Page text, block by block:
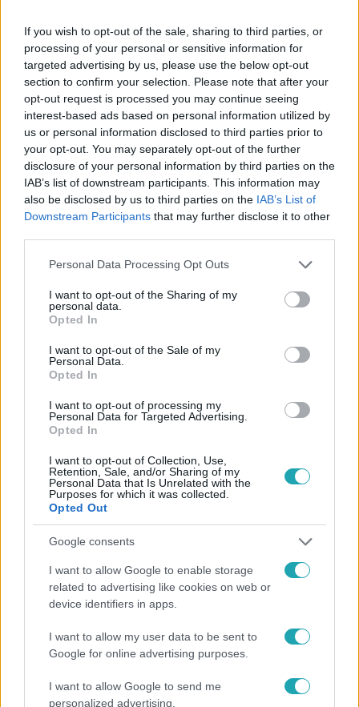
If you wish to opt-out of the sale, sharing to third parties, or
processing of your personal or sensitive information for
targeted advertising by us, please use the below opt-out
section to confirm your selection. Please note that after your
opt-out request is processed you may continue seeing
interest-based ads based on personal information utilized by
us or personal information disclosed to third parties prior to
your opt-out. You may separately opt-out of the further
disclosure of your personal information by third parties on the
IAB’s list of downstream participants. This information may
also be disclosed by us to third parties on the IAB’s List of
Downstream Participants that may further disclose it to other
Please note that this website/app uses one or more Google
not limited to your visit or usage behaviour. You may click to
grant or deny consent to Google and its third-party tags to
use your data for below specified purposes in below Google
consent section.
Personal Data Processing Opt Outs
I want to opt-out of the Sharing of my
personal data.
Opted In
I want to opt-out of the Sale of my
Personal Data.
Opted In
I want to opt-out of processing my
Personal Data for Targeted Advertising.
Opted In
I want to opt-out of Collection, Use,
Retention, Sale, and/or Sharing of my
Personal Data that Is Unrelated with the
Purposes for which it was collected.
Opted Out
Google consents
I want to allow Google to enable storage
related to advertising like cookies on web or
device identifiers in apps.
I want to allow my user data to be sent to
Google for online advertising purposes.
I want to allow Google to send me
personalized advertising.
Itt állítsd be, hogy az RTL.hu az elsők között
legyen a Google-találatokban!
FÓKUSZ # ADÁSRÉSZLETEK
Népszerű